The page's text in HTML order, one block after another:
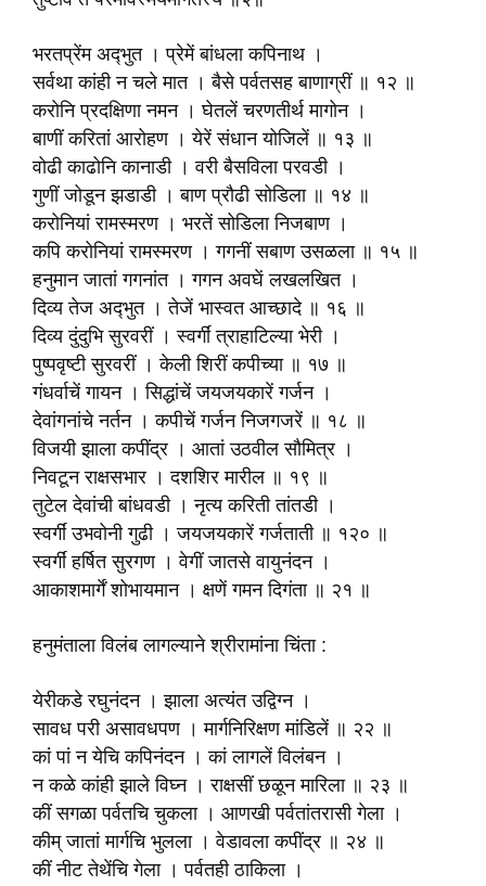
भरतप्रेंम अद्‍भुत । प्रेमें बांधला कपिनाथ ।
सर्वथा कांही न चले मात । बैसे पर्वतसह बाणाग्रीं ॥ १२ ॥
करोनि प्रदक्षिणा नमन । घेतलें चरणतीर्थ मागोन ।
बाणीं करितां आरोहण । येरें संधान योजिलें ॥ १३ ॥
वोढी काढोनि कानाडी । वरी बैसविला परवडी ।
गुणीं जोडून झडाडी । बाण प्रौढी सोडिला ॥ १४ ॥
करोनियां रामस्मरण । भरतें सोडिला निजबाण ।
कपि करोनियां रामस्मरण । गगनीं सबाण उसळला ॥ १५ ॥
हनुमान जातां गगनांत । गगन अवघें लखलखित ।
दिव्य तेज अद्‍भुत । तेजें भास्वत आच्छादे ॥ १६ ॥
दिव्य दुंदुभि सुरवरीं । स्वर्गीं त्राहाटिल्या भेरी ।
पुष्पवृष्टी सुरवरीं । केली शिरीं कपीच्या ॥ १७ ॥
गंधर्वाचें गायन । सिद्धांचें जयजयकारें गर्जन ।
देवांगनांचे नर्तन । कपीचें गर्जन निजगजरें ॥ १८ ॥
विजयी झाला कपींद्र । आतां उठवील सौ‍मित्र ।
निवटून राक्षसभार । दशशिर मारील ॥ १९ ॥
तुटेल देवांची बांधवडी । नृत्य करिती तांतडी ।
स्वर्गीं उभवोनी गुढी । जयजयकारें गर्जताती ॥ १२० ॥
स्वर्गीं हर्षित सुरगण । वेगीं जातसे वायुनंदन ।
आकाशमार्गें शोभायमान । क्षणें गमन दिगंता ॥ २१ ॥
हनुमंताला विलंब लागल्याने श्रीरामांना चिंता :
येरीकडे रघुनंदन । झाला अत्यंत उद्विग्न ।
सावध परी असावधपण । मार्गनिरिक्षण मांडिलें ॥ २२ ॥
कां पां न येचि कपिनंदन । कां लागलें विलंबन ।
न कळे कांही झाले विघ्न । राक्षसीं छळून मारिला ॥ २३ ॥
कीं सगळा पर्वतचि चुकला । आणखी पर्वतांतरासी गेला ।
कीम् जातां मार्गचि भुलला । वेडावला कपींद्र ॥ २४ ॥
कीं नीट तेथेंचि गेला । पर्वतही ठाकिला ।